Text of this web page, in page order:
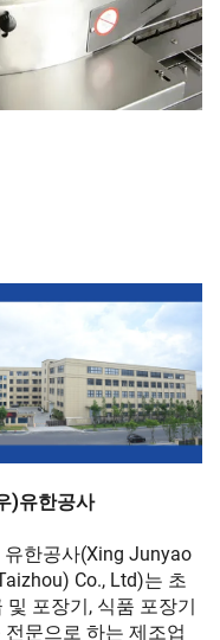
)유한공사
한공사(Xing Junyao
Co., Ltd)는 초
포장기, 식품 포장기
전문으로 하는 제조업